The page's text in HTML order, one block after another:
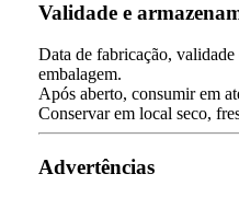
Validade e
Data de fabricação, validade
embalagem.
Após aberto, consumir em
Conservar em local seco,
Advertências